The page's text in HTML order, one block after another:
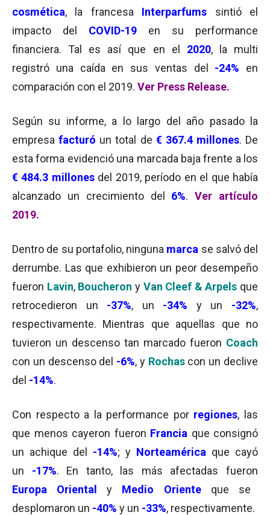
cosmética, la francesa Interparfums
sintió el
impacto del COVID-19
en su performance
financiera. Tal es así que en el 2020, la multi
registró una caída en sus ventas del
-24% en
comparación con el 2019. Ver Press Release.
Según su informe, a lo largo del año pasado la
empresafacturó un total de € 367.4 millones. De
esta forma evidenció una marcada baja frente a los
€ 484.3 millonesdel 2019, período en el que había
alcanzado un crecimiento del 6%.Ver artículo
2019.
Dentro de su portafolio, ninguna marca se salvó del
derrumbe. Las que exhibieron un peor desempeño
fueron Lavin, Boucheron y Van Cleef & Arpels que
retrocedieron un -37%, un -34% y un -32%,
respectivamente. Mientras que aquellas que no
tuvieron un descenso tan marcado fueron Coach
con un descenso del -6%, y Rochas con un declive
del -14%.
Con respecto a la performance por regiones, las
que menos cayeron fueron Francia que consignó
un achique del
-14%; y Norteamérica que cayó
un -17%. En tanto, las más afectadas fueron
Europa Oriental
y Medio Orienteque se
desplomaron un -40% y un -33%, respectivamente.